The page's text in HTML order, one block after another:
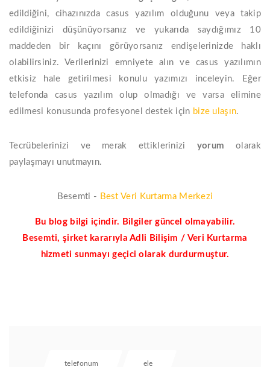
edildiğini, cihazınızda casus yazılım olduğunu veya takip
edildiğinizi düşünüyorsanız ve yukarıda saydığımız 10
maddeden bir kaçını görüyorsanız endişelerinizde haklı
olabilirsiniz. Verilerinizi emniyete alın ve casus yazılımın
etkisiz hale getirilmesi konulu yazımızı inceleyin. Eğer
telefonda casus yazılım olup olmadığı ve varsa elimine
edilmesi konusunda profesyonel destek için bize ulaşın.
Tecrübelerinizi ve merak ettiklerinizi yorum olarak
paylaşmayı unutmayın.
Besemti - Best Veri Kurtarma Merkezi
Bu blog bilgi içindir. Bilgiler güncel olmayabilir.
Besemti, şirket kararıyla Adli Bilişim / Veri Kurtarma
hizmeti sunmayı geçici olarak durdurmuştur.
telefonum ele